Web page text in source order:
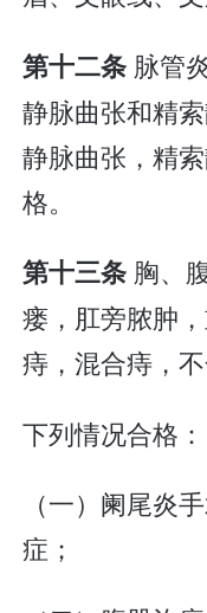
第十二条 脉管
静脉曲张和精
静脉曲张，精
格。
第十三条 胸、
瘘，肛旁脓肿
痔，混合痔，不
下列情况合格：
（一）阑尾炎
症；